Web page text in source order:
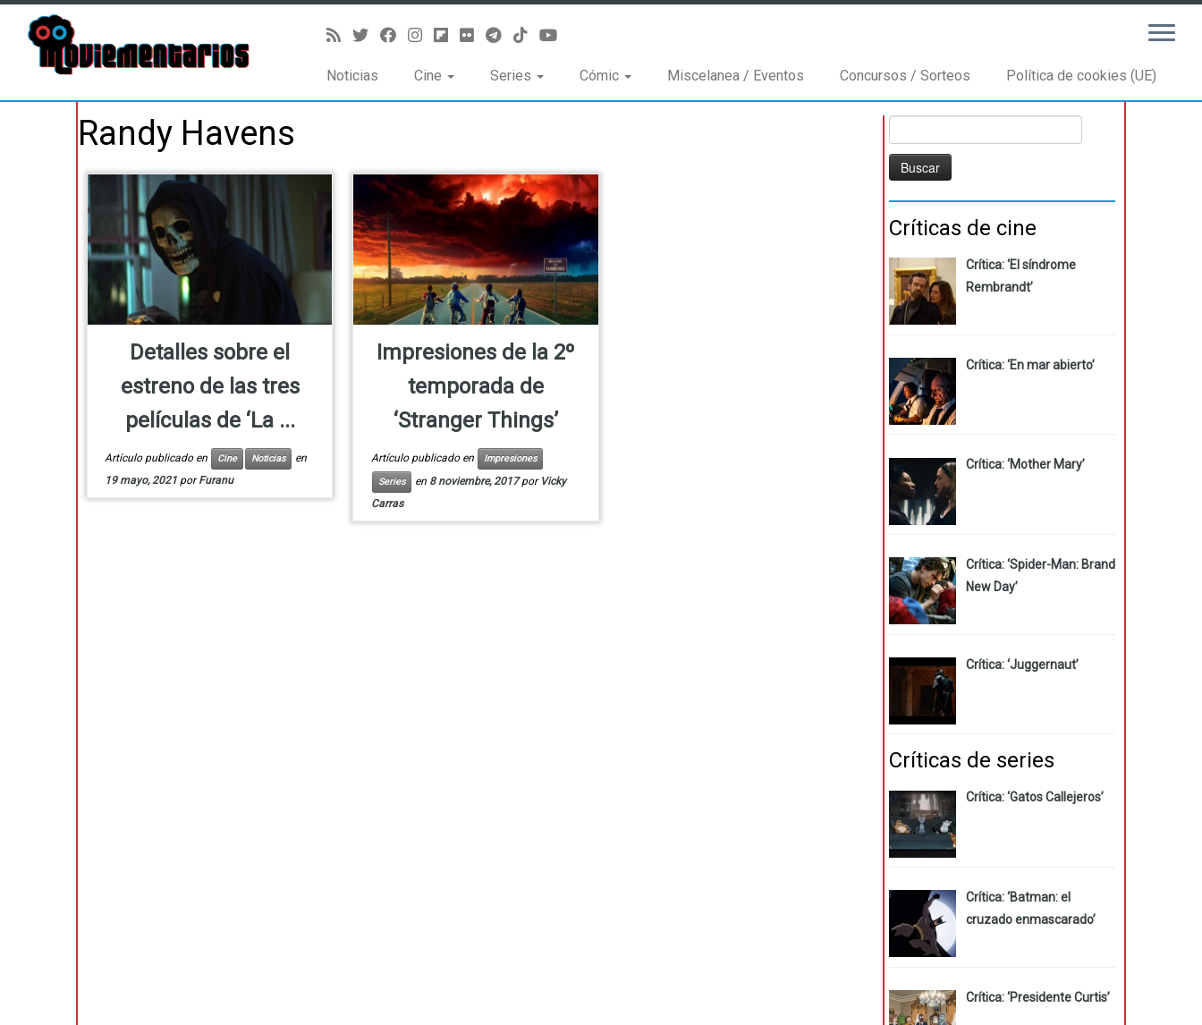
Noticias Cine Series Cómic Miscelanea / Eventos Concursos / Sorteos Política de cookies (UE)
Randy Havens
Detalles sobre el
estreno de las tres
películas de ‘La ...
Artículo publicado en Cine Noticias
en
19 mayo, 2021 porFuranu
Impresiones de la 2º
temporada de
‘Stranger Things’
Artículo publicado en
Impresiones
Series
en 8 noviembre, 2017 por Vicky
Carras
Críticas de cine
Crítica: ‘El síndrome
Rembrandt’
Crítica: ‘En mar abierto’
Crítica: ‘Mother Mary’
Crítica: ‘Spider-Man: Brand
New Day’
Crítica: ‘Juggernaut’
Críticas de series
Crítica: ‘Gatos Callejeros’
Crítica: ‘Batman: el
cruzado enmascarado’
Crítica: ‘Presidente Curtis’